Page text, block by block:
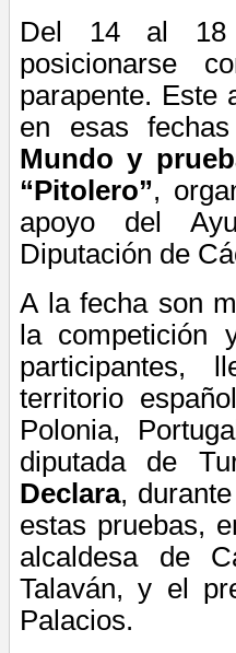
Del 14
al 18
posicionarse
parapente. Este
en esas
Mundo y
“Pitolero”,
apoyo del
Diputación de
A la fecha son
la
participantes,
territorio
Polonia,
diputada de
Declara,
estas pruebas,
alcaldesa de
Talaván, y el
Palacios.